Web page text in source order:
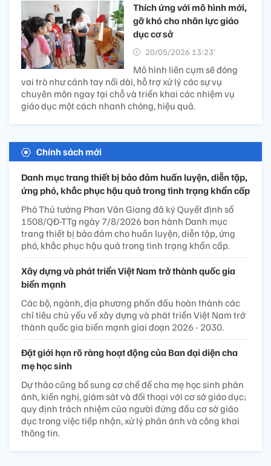
Thích ứng với mô hình mới,
gỡ khó cho nhân lực giáo
dục cơ sở
20/05/2026 13:23’
Mô hình liên cụm sẽ đóng
vai trò như cánh tay nối dài, hỗ trợ xử lý các sự vụ
chuyên môn ngay tại chỗ và triển khai các nhiệm vụ
giáo dục một cách nhanh chóng, hiệu quả.
Chính sách mới
Danh mục trang thiết bị bảo đảm huấn luyện, diễn tập,
ứng phó, khắc phục hậu quả trong tình trạng khẩn cấp
Phó Thủ tướng Phan Văn Giang đã ký Quyết định số
1508/QĐ-TTg ngày 7/8/2026 ban hành Danh mục
trang thiết bị bảo đảm cho huấn luyện, diễn tập, ứng
phó, khắc phục hậu quả trong tình trạng khẩn cấp.
Xây dựng và phát triển Việt Nam trở thành quốc gia
biển mạnh
Các bộ, ngành, địa phương phấn đấu hoàn thành các
chỉ tiêu chủ yếu về xây dựng và phát triển Việt Nam trở
thành quốc gia biển mạnh giai đoạn 2026 - 2030.
Đặt giới hạn rõ ràng hoạt động của Ban đại diện cha
mẹ học sinh
Dự thảo cũng bổ sung cơ chế để cha mẹ học sinh phản
ánh, kiến nghị, giám sát và đối thoại với cơ sở giáo dục;
quy định trách nhiệm của người đứng đầu cơ sở giáo
dục trong việc tiếp nhận, xử lý phản ánh và công khai
thông tin.